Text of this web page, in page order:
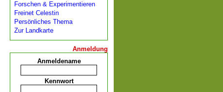
Forschen & Experimentieren
Freinet Celestin
Persönliches Thema
Zur Landkarte
Anmeldung
Anmeldename
Kennwort